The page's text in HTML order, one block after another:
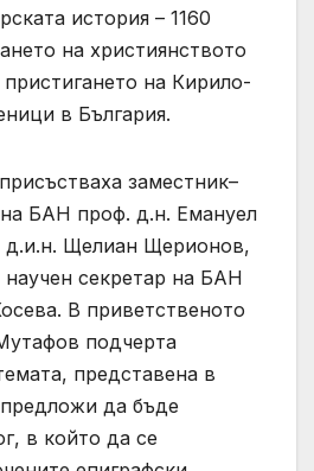
история – 1160
на християнството
на Кирило-
в България.
заместник–
БАН проф. д.н. Емануел
Щелиан Щерионов,
научен секретар на БАН
В приветственото
подчерта
представена в
да бъде
в който да се